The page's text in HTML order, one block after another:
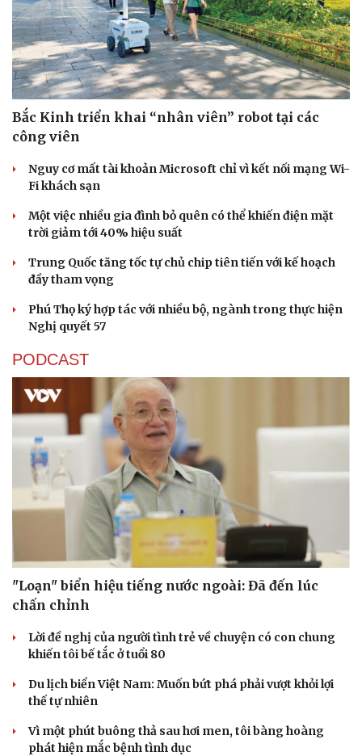
Doanh nghiệp
Thông tin doanh nghiệp
Doanh nghiệp 24h
Doanh nhân
Vì cộng đồng
Công nghệ
Sành điệu
Tin Công nghệ
Bắc Kinh triển khai “nhân viên” robot tại các
công viên
Nguy cơ mất tài khoản Microsoft chỉ vì kết nối mạng Wi-
Fi khách sạn
Một việc nhiều gia đình bỏ quên có thể khiến điện mặt
trời giảm tới 40% hiệu suất
Trung Quốc tăng tốc tự chủ chip tiên tiến với kế hoạch
đầy tham vọng
Phú Thọ ký hợp tác với nhiều bộ, ngành trong thực hiện
Nghị quyết 57
PODCAST
"Loạn" biển hiệu tiếng nước ngoài: Đã đến lúc
chấn chỉnh
Lời đề nghị của người tình trẻ về chuyện có con chung
khiến tôi bế tắc ở tuổi 80
Du lịch biển Việt Nam: Muốn bứt phá phải vượt khỏi lợi
thế tự nhiên
Vì một phút buông thả sau hơi men, tôi bàng hoàng
phát hiện mắc bệnh tình dục